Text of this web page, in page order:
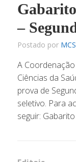
–
Postado por MCS
A
Ciências da
prova de
seletivo. Para
seguir: